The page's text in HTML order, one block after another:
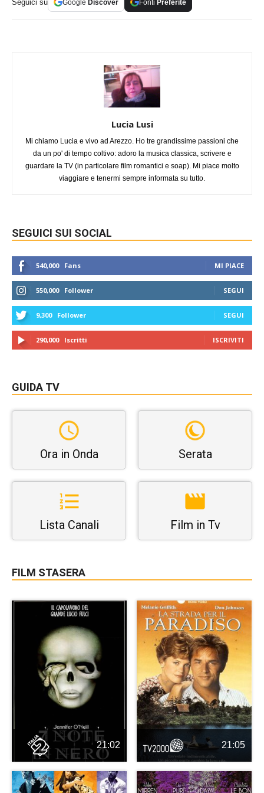
Seguici su Google Discover Fonti Preferite
Lucia Lusi
Mi chiamo Lucia e vivo ad Arezzo. Ho tre grandissime passioni che
da un po' di tempo coltivo: adoro la musica classica, scrivere e
guardare la TV (in particolare film romantici e soap). Mi piace molto
viaggiare e tenermi sempre informata su tutto.
SEGUICI SUI SOCIAL
540,000 Fans MI PIACE
550,000 Follower SEGUI
9,300 Follower SEGUI
290,000 Iscritti ISCRIVITI
GUIDA TV
Ora in Onda Serata
Lista Canali Film in Tv
FILM STASERA
21:02 21:05